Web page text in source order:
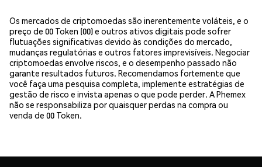
Os mercados de criptomoedas são inerentemente voláteis, e o
preço de 00 Token (00) e outros ativos digitais pode sofrer
flutuações significativas devido às condições do mercado,
mudanças regulatórias e outros fatores imprevisíveis. Negociar
criptomoedas envolve riscos, e o desempenho passado não
garante resultados futuros. Recomendamos fortemente que
você faça uma pesquisa completa, implemente estratégias de
gestão de risco e invista apenas o que pode perder. A Phemex
não se responsabiliza por quaisquer perdas na compra ou
venda de 00 Token.